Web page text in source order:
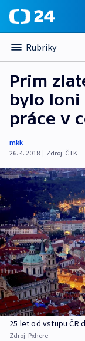
Rubriky
Prim
bylo loni
práce v
mkk
26. 4. 2018 | Zdroj: ČTK
25 let od vstupu ČR
Zdroj: Pxhere